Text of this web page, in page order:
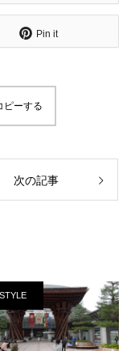
Pin it
ピーする
次の記事